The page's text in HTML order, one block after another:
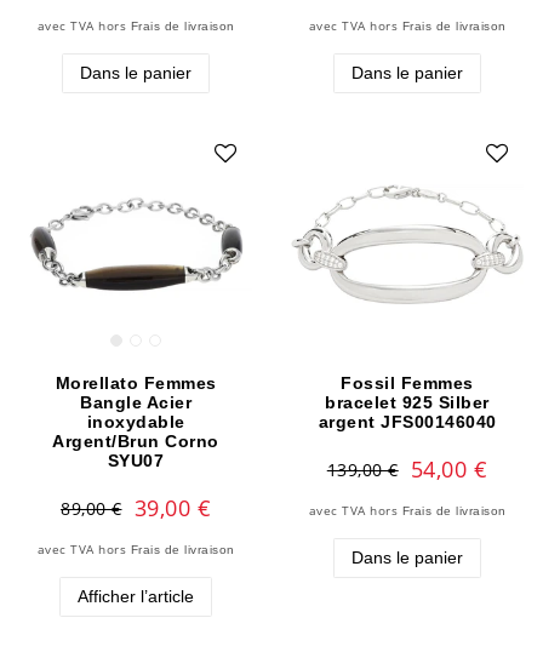
avec TVAhors Frais de livraison
Dans le panier
avec TVAhors Frais de livraison
Dans le panier
Morellato Femmes
Bangle Acier
inoxydable
Argent/Brun Corno
SYU07
89,00 € 39,00 €
avec TVAhors Frais de livraison
Afficher l’article
Fossil Femmes
bracelet 925 Silber
argent JFS00146040
139,00 € 54,00 €
avec TVAhors Frais de livraison
Dans le panier